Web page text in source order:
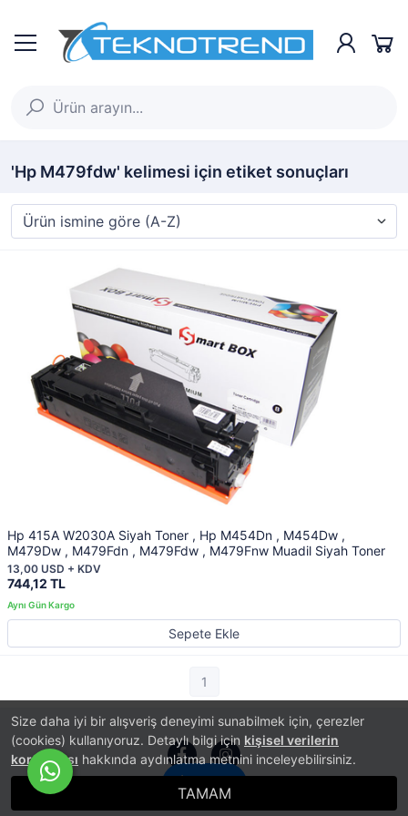
Size daha iyi bir alışveriş deneyimi sunabilmek için, çerezler
(cookies) kullanıyoruz. Detaylı bilgi için kişisel verilerin
korunması hakkında aydınlatma metnini inceleyebilirsiniz.
TAMAM
'Hp M479fdw' kelimesi için etiket sonuçları
Hp 415A W2030A Siyah Toner , Hp M454Dn , M454Dw ,
M479Dw , M479Fdn , M479Fdw , M479Fnw Muadil Siyah Toner
744,12 TL
13,00 USD + KDV
Sepete Ekle
1
İletişim
E-Ticaret Sistemi